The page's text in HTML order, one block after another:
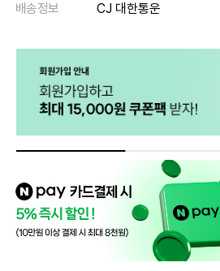
배송정보
CJ 대한통운